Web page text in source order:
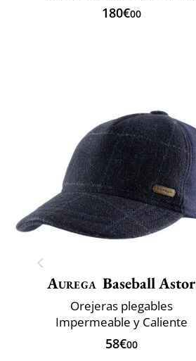
180€00
Aurega Baseball Astor
Orejeras plegables
Impermeable y Caliente
58€00